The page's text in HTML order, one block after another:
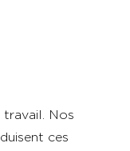
travail. Nos
ces